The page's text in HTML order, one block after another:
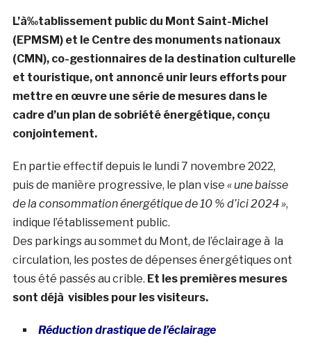
L’à‰tablissement public du Mont Saint-Michel
(EPMSM) et le Centre des monuments nationaux
(CMN), co-gestionnaires de la destination culturelle
et touristique, ont annoncé unir leurs efforts pour
mettre en œuvre une série de mesures dans le
cadre d’un plan de sobriété énergétique, conçu
conjointement.
En partie effectif depuis le lundi 7 novembre 2022,
puis de manière progressive, le plan vise « une baisse
de la consommation énergétique de 10 % d’ici 2024 »,
indique l’établissement public.
Des parkings au sommet du Mont, de l’éclairage à la
circulation, les postes de dépenses énergétiques ont
tous été passés au crible. Et les premières mesures
sont déjà visibles pour les visiteurs.
Réduction drastique de l’éclairage